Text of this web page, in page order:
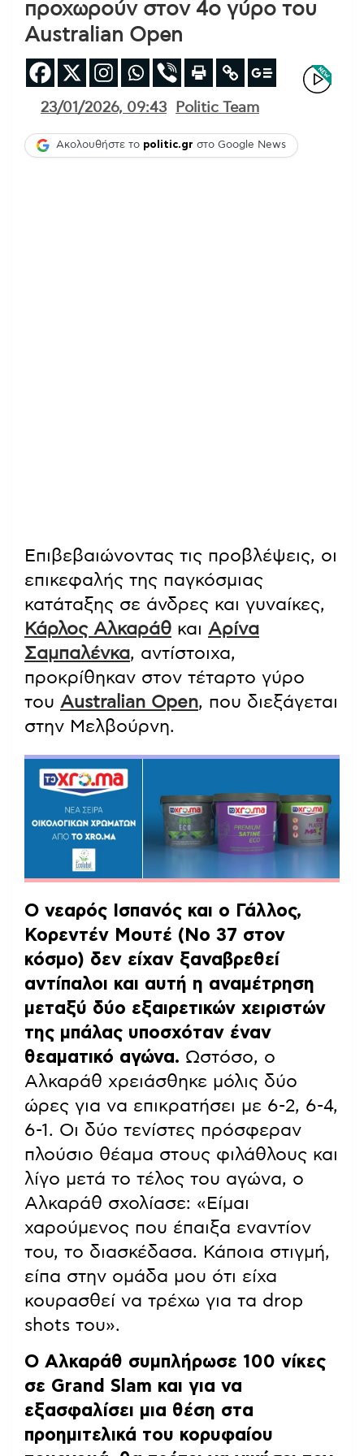
προχωρούν στον 4ο γύρο του
Australian Open
23/01/2026, 09:43 Politic Team
Ακολουθήστε το politic.gr στο Google News
Επιβεβαιώνοντας τις προβλέψεις, οι
επικεφαλής της παγκόσμιας
κατάταξης σε άνδρες και γυναίκες,
Κάρλος Αλκαράθ και Αρίνα
Σαμπαλένκα, αντίστοιχα,
προκρίθηκαν στον τέταρτο γύρο
του Australian Open, που διεξάγεται
στην Μελβούρνη.
Ο νεαρός Ισπανός και ο Γάλλος,
Κορεντέν Μουτέ (Νο 37 στον
κόσμο) δεν είχαν ξαναβρεθεί
αντίπαλοι και αυτή η αναμέτρηση
μεταξύ δύο εξαιρετικών χειριστών
της μπάλας υποσχόταν έναν
θεαματικό αγώνα. Ωστόσο, ο
Αλκαράθ χρειάσθηκε μόλις δύο
ώρες για να επικρατήσει με 6-2, 6-4,
6-1. Οι δύο τενίστες πρόσφεραν
πλούσιο θέαμα στους φιλάθλους και
λίγο μετά το τέλος του αγώνα, ο
Αλκαράθ σχολίασε: «Είμαι
χαρούμενος που έπαιξα εναντίον
του, το διασκέδασα. Κάποια στιγμή,
είπα στην ομάδα μου ότι είχα
κουρασθεί να τρέχω για τα drop
shots του».
Ο Αλκαράθ συμπλήρωσε 100 νίκες
σε Grand Slam και για να
εξασφαλίσει μια θέση στα
προημιτελικά του κορυφαίου